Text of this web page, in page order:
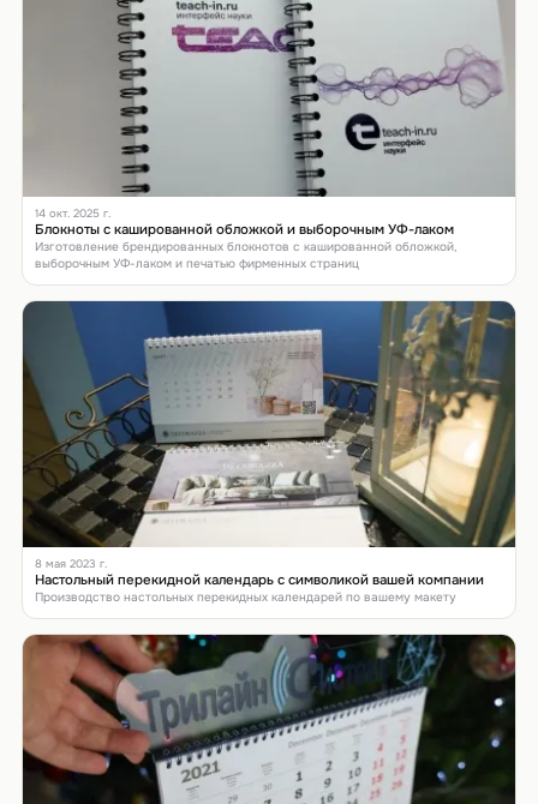
14 окт. 2025 г.
Блокноты с кашированной обложкой и выборочным УФ-лаком
Изготовление брендированных блокнотов с кашированной обложкой,
выборочным УФ-лаком и печатью фирменных страниц
8 мая 2023 г.
Настольный перекидной календарь с символикой вашей компании
Производство настольных перекидных календарей по вашему макету